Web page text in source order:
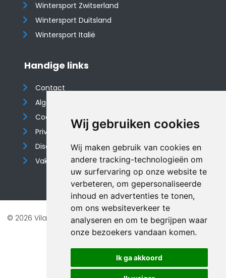
Wij gebruiken cookies
Wij maken gebruik van cookies en
andere tracking-technologieën om
uw surfervaring op onze website te
verbeteren, om gepersonaliseerde
inhoud en advertenties te tonen,
om ons websiteverkeer te
analyseren en om te begrijpen waar
onze bezoekers vandaan komen.
Ik ga akkoord
Wintersport Zwitserland
Wintersport Duitsland
Wintersport Italië
Handige links
Contact
Algemene voorwaarden
Cookieverklaring
Privacyverklaring
Disclaimer
Vakantiehuis website
© 2026 Vilando Vakantiehuizen |Website door FalcoTravel
Veilig online betalen met